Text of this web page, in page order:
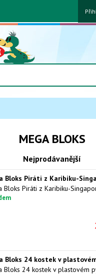
MEGA BLOKS
Nejprodávanější
Bloks Piráti z Karibiku-
Bloks 24 kostek v
Bloks 24 kostek v plastovém